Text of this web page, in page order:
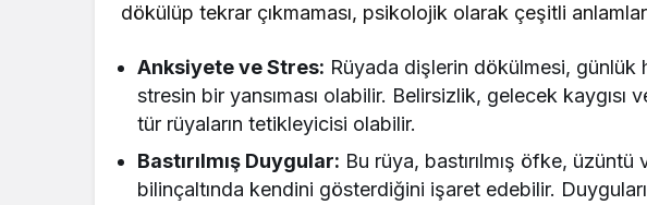
dökülüp tekrar çıkmaması, psikolojik olarak çeşitli
Anksiyete ve Stres: Rüyada dişlerin dökülmesi, günlük
stresin bir yansıması olabilir. Belirsizlik, gelecek kaygısı
tür rüyaların tetikleyicisi olabilir.
Bastırılmış Duygular: Bu rüya, bastırılmış öfke,
bilinçaltında kendini gösterdiğini işaret edebilir.